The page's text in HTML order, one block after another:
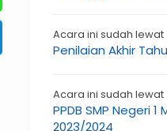
Acara ini sudah lewat
Penilaian Akhir
Acara ini sudah lewat
PPDB SMP Negeri 1
2023/2024